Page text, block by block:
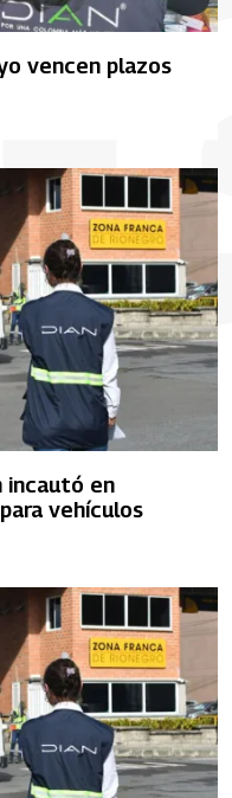
vencen plazos
incautó en
vehículos